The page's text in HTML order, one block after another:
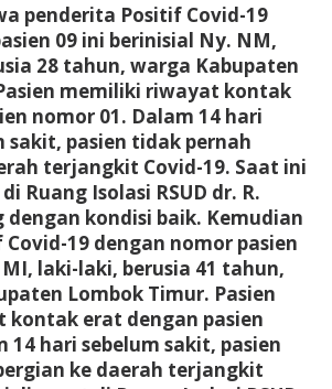
penderita Positif Covid-19
09 ini berinisial Ny. NM,
28 tahun, warga Kabupaten
memiliki riwayat kontak
nomor 01. Dalam 14 hari
sakit, pasien tidak pernah
terjangkit Covid-19. Saat ini
Ruang Isolasi RSUD dr. R.
dengan kondisi baik. Kemudian
19 dengan nomor pasien
laki-laki, berusia 41 tahun,
Lombok Timur. Pasien
erat dengan pasien
14 hari sebelum sakit, pasien
ke daerah terjangkit